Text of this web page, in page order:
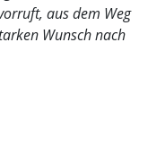
aus dem Weg
Wunsch nach